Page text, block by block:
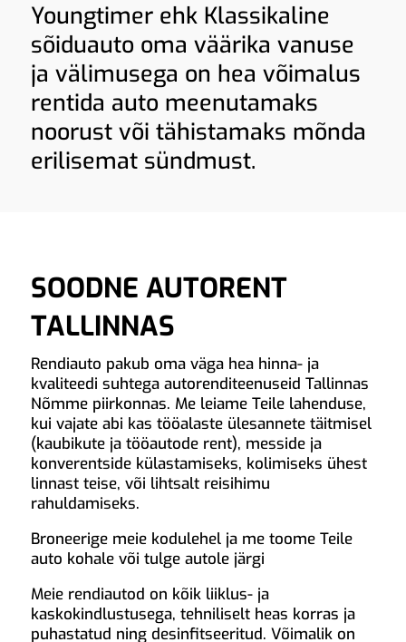
Youngtimer ehk Klassikaline
sõiduauto oma väärika vanuse
ja välimusega on hea võimalus
rentida auto meenutamaks
noorust või tähistamaks mõnda
erilisemat sündmust.
SOODNE AUTORENT
TALLINNAS
Rendiauto pakub oma väga hea hinna- ja
kvaliteedi suhtega autorenditeenuseid Tallinnas
Nõmme piirkonnas. Me leiame Teile lahenduse,
kui vajate abi kas tööalaste ülesannete täitmisel
(kaubikute ja tööautode rent), messide ja
konverentside külastamiseks, kolimiseks ühest
linnast teise, või lihtsalt reisihimu
rahuldamiseks.
Broneerige meie kodulehel ja me toome Teile
auto kohale või tulge autole järgi
Meie rendiautod on kõik liiklus- ja
kaskokindlustusega, tehniliselt heas korras ja
puhastatud ning desinfitseeritud. Võimalik on